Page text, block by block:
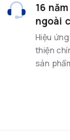
16
ngoài
Hiệu
thiện
sản